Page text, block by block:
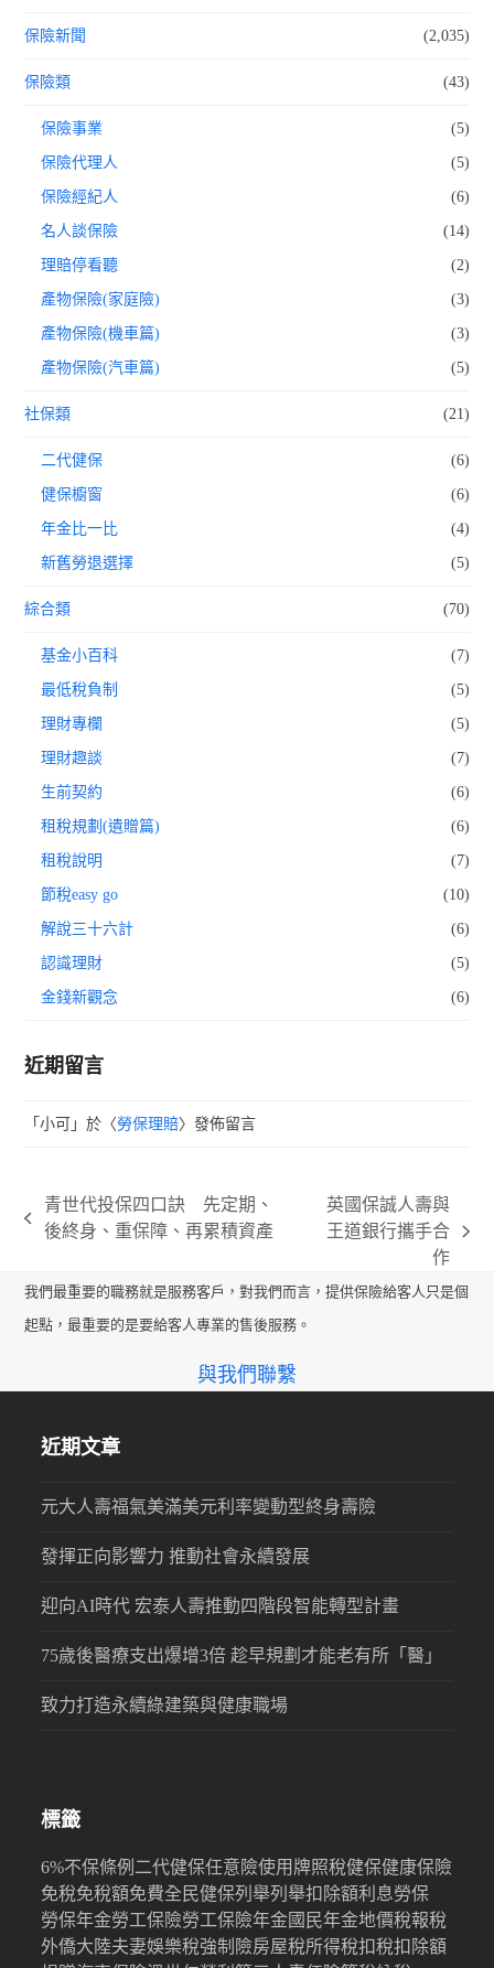
保險新聞 (2,035)
保險類 (43)
保險事業 (5)
保險代理人 (5)
保險經紀人 (6)
名人談保險 (14)
理賠停看聽 (2)
產物保險(家庭險) (3)
產物保險(機車篇) (3)
產物保險(汽車篇) (5)
社保類 (21)
二代健保 (6)
健保櫥窗 (6)
年金比一比 (4)
新舊勞退選擇 (5)
綜合類 (70)
基金小百科 (7)
最低稅負制 (5)
理財專欄 (5)
理財趣談 (7)
生前契約 (6)
租稅規劃(遺贈篇) (6)
租稅說明 (7)
節稅easy go (10)
解說三十六計 (6)
認識理財 (5)
金錢新觀念 (6)
近期留言
「小可 」於〈勞保理賠〉發佈留言
previous
青世代投保四口訣 先定期、
後終身、重保障、再累積資產
next
英國保誠人壽與
王道銀行攜手合
作
我們最重要的職務就是服務客戶，對我們而言，提供保險給客人只是個
起點，最重要的是要給客人專業的售後服務。
與我們聯繫
近期文章
元大人壽福氣美滿美元利率變動型終身壽險
發揮正向影響力 推動社會永續發展
迎向AI時代 宏泰人壽推動四階段智能轉型計畫
75歲後醫療支出爆增3倍 趁早規劃才能老有所「醫」
致力打造永續綠建築與健康職場
標籤
6%不保條例 二代健保任意險使用牌照稅健保健康保險
免稅免稅額免費全民健保列舉列舉扣除額利息勞保
勞保年金勞工保險勞工保險年金國民年金地價稅報稅
外僑大陸夫妻娛樂稅強制險房屋稅所得稅扣稅扣除額